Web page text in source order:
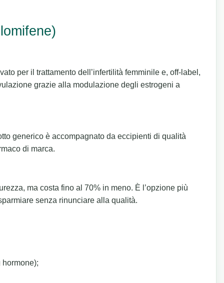
per il trattamento dell’infertilità femminile e, off-label,
grazie alla modulazione degli estrogeni a
generico è accompagnato da eccipienti di qualità
di marca.
ma costa fino al 70% in meno. È l’opzione più
senza rinunciare alla qualità.